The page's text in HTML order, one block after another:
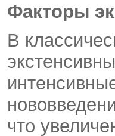
Факторы
В
что